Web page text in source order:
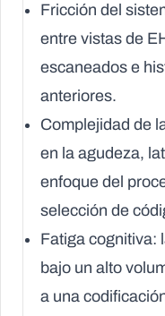
Fricción del
entre vistas de
escaneados e
anteriores.
Complejidad de
en la agudeza,
enfoque del
selección de
Fatiga cognitiva:
bajo un alto
a una